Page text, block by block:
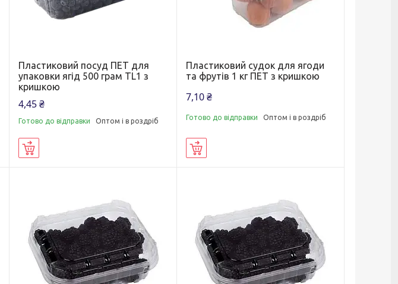
Пластиковий посуд ПЕТ для
упаковки ягід 500 грам TL1 з
кришкою
4,45 ₴
Готово до відправки Оптом і в роздріб
Пластиковий судок для ягоди
та фрутів 1 кг ПЕТ з кришкою
7,10 ₴
Готово до відправки Оптом і в роздріб